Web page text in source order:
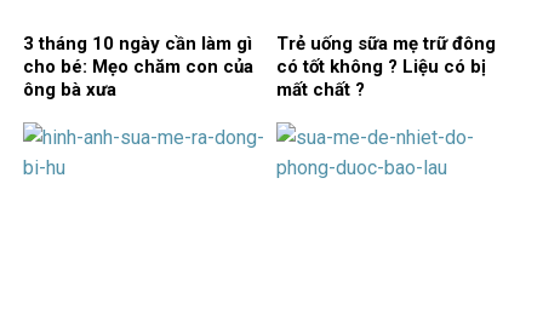
3 tháng 10 ngày cần làm gì
cho bé: Mẹo chăm con của
ông bà xưa
Trẻ uống sữa mẹ trữ đông
có tốt không ? Liệu có bị
mất chất ?